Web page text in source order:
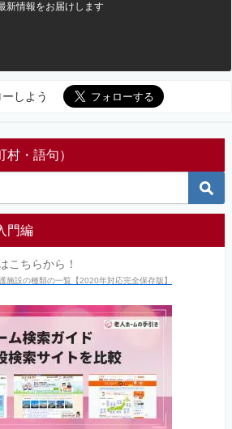
新情報をお届けします
しよう
・語句）
門編
こちらから！